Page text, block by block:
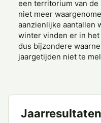
een territorium van de
niet meer
aanzienlijke aantallen
winter vinden er in
dus bijzondere
jaargetijden niet te